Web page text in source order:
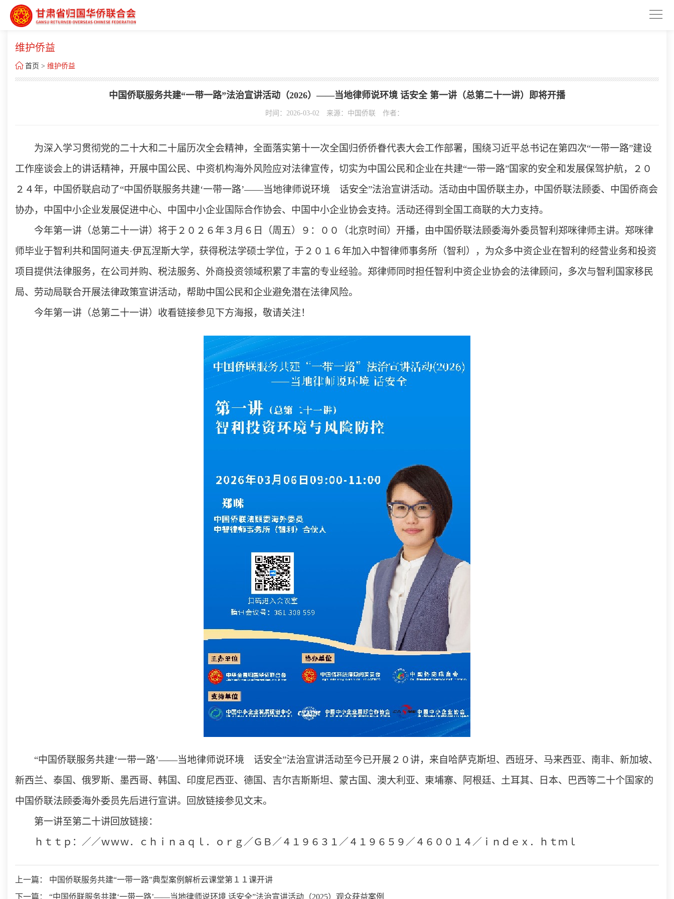
维护侨益
 首页 > 维护侨益
中国侨联服务共建“一带一路”法治宣讲活动（2026）——当地律师说环境 话安全 第一讲（总第二十一讲）即将开播
时间：2026-03-02 来源：中国侨联 作者：
为深入学习贯彻党的二十大和二十届历次全会精神，全面落实第十一次全国归侨侨眷代表大会工作部署，围绕习近平总书记在第四次“一带一路”建设
工作座谈会上的讲话精神，开展中国公民、中资机构海外风险应对法律宣传，切实为中国公民和企业在共建“一带一路”国家的安全和发展保驾护航，２０
２４年，中国侨联启动了“中国侨联服务共建‘一带一路’——当地律师说环境 话安全”法治宣讲活动。活动由中国侨联主办，中国侨联法顾委、中国侨商会
协办，中国中小企业发展促进中心、中国中小企业国际合作协会、中国中小企业协会支持。活动还得到全国工商联的大力支持。
今年第一讲（总第二十一讲）将于２０２６年３月６日（周五）９：００（北京时间）开播，由中国侨联法顾委海外委员智利郑咪律师主讲。郑咪律
师毕业于智利共和国阿道夫·伊瓦涅斯大学，获得税法学硕士学位，于２０１６年加入中智律师事务所（智利），为众多中资企业在智利的经营业务和投资
项目提供法律服务，在公司并购、税法服务、外商投资领域积累了丰富的专业经验。郑律师同时担任智利中资企业协会的法律顾问，多次与智利国家移民
局、劳动局联合开展法律政策宣讲活动，帮助中国公民和企业避免潜在法律风险。
今年第一讲（总第二十一讲）收看链接参见下方海报，敬请关注！
“中国侨联服务共建‘一带一路’——当地律师说环境 话安全”法治宣讲活动至今已开展２０讲，来自哈萨克斯坦、西班牙、马来西亚、南非、新加坡、
新西兰、泰国、俄罗斯、墨西哥、韩国、印度尼西亚、德国、吉尔吉斯斯坦、蒙古国、澳大利亚、柬埔寨、阿根廷、土耳其、日本、巴西等二十个国家的
中国侨联法顾委海外委员先后进行宣讲。回放链接参见文末。
第一讲至第二十讲回放链接：
ｈｔｔｐ：／／ｗｗｗ．ｃｈｉｎａｑｌ．ｏｒｇ／ＧＢ／４１９６３１／４１９６５９／４６００１４／ｉｎｄｅｘ．ｈｔｍｌ
上一篇： 中国侨联服务共建“一带一路”典型案例解析云课堂第１１课开讲
下一篇： “中国侨联服务共建‘一带一路’——当地律师说环境 话安全”法治宣讲活动（2025）观众获益案例